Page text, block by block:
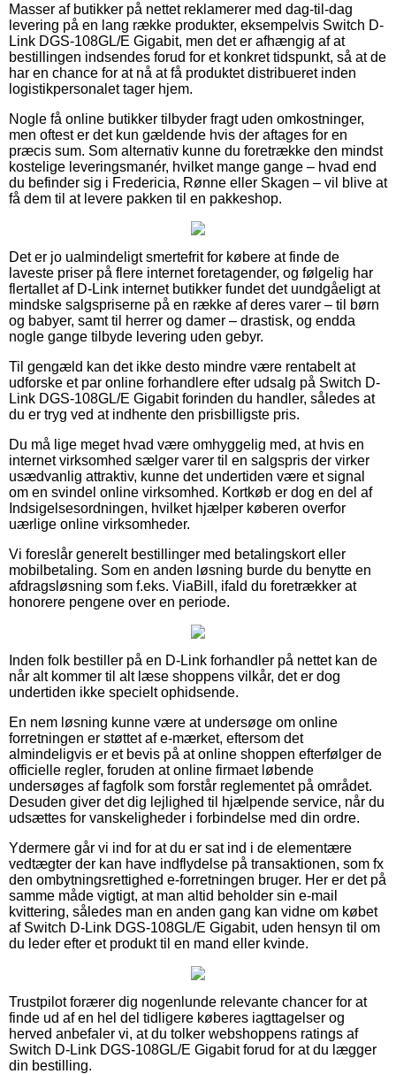
Masser af butikker på nettet reklamerer med dag-til-dag
levering på en lang række produkter, eksempelvis Switch D-
Link DGS-108GL/E Gigabit, men det er afhængig af at
bestillingen indsendes forud for et konkret tidspunkt, så at de
har en chance for at nå at få produktet distribueret inden
logistikpersonalet tager hjem.
Nogle få online butikker tilbyder fragt uden omkostninger,
men oftest er det kun gældende hvis der aftages for en
præcis sum. Som alternativ kunne du foretrække den mindst
kostelige leveringsmanér, hvilket mange gange – hvad end
du befinder sig i Fredericia, Rønne eller Skagen – vil blive at
få dem til at levere pakken til en pakkeshop.
Det er jo ualmindeligt smertefrit for købere at finde de
laveste priser på flere internet foretagender, og følgelig har
flertallet af D-Link internet butikker fundet det uundgåeligt at
mindske salgspriserne på en række af deres varer – til børn
og babyer, samt til herrer og damer – drastisk, og endda
nogle gange tilbyde levering uden gebyr.
Til gengæld kan det ikke desto mindre være rentabelt at
udforske et par online forhandlere efter udsalg på Switch D-
Link DGS-108GL/E Gigabit forinden du handler, således at
du er tryg ved at indhente den prisbilligste pris.
Du må lige meget hvad være omhyggelig med, at hvis en
internet virksomhed sælger varer til en salgspris der virker
usædvanlig attraktiv, kunne det undertiden være et signal
om en svindel online virksomhed. Kortkøb er dog en del af
Indsigelsesordningen, hvilket hjælper køberen overfor
uærlige online virksomheder.
Vi foreslår generelt bestillinger med betalingskort eller
mobilbetaling. Som en anden løsning burde du benytte en
afdragsløsning som f.eks. ViaBill, ifald du foretrækker at
honorere pengene over en periode.
Inden folk bestiller på en D-Link forhandler på nettet kan de
når alt kommer til alt læse shoppens vilkår, det er dog
undertiden ikke specielt ophidsende.
En nem løsning kunne være at undersøge om online
forretningen er støttet af e-mærket, eftersom det
almindeligvis er et bevis på at online shoppen efterfølger de
officielle regler, foruden at online firmaet løbende
undersøges af fagfolk som forstår reglementet på området.
Desuden giver det dig lejlighed til hjælpende service, når du
udsættes for vanskeligheder i forbindelse med din ordre.
Ydermere går vi ind for at du er sat ind i de elementære
vedtægter der kan have indflydelse på transaktionen, som fx
den ombytningsrettighed e-forretningen bruger. Her er det på
samme måde vigtigt, at man altid beholder sin e-mail
kvittering, således man en anden gang kan vidne om købet
af Switch D-Link DGS-108GL/E Gigabit, uden hensyn til om
du leder efter et produkt til en mand eller kvinde.
Trustpilot forærer dig nogenlunde relevante chancer for at
finde ud af en hel del tidligere køberes iagttagelser og
herved anbefaler vi, at du tolker webshoppens ratings af
Switch D-Link DGS-108GL/E Gigabit forud for at du lægger
din bestilling.